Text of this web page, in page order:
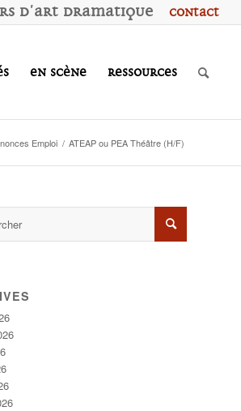
Contact
d'Art Dramatique
En scène Ressources
Emploi / ATEAP ou PEA Théâtre (H/F)